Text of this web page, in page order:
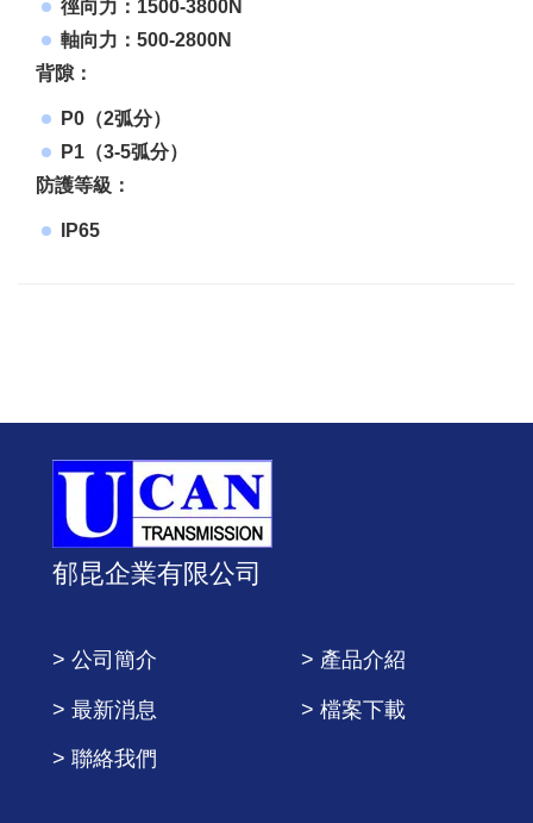
徑向力：1500-3800N
軸向力：500-2800N
背隙：
P0（2弧分）
P1（3-5弧分）
防護等級：
IP65
郁昆企業有限公司
> 公司簡介 > 產品介紹
> 最新消息 > 檔案下載
> 聯絡我們